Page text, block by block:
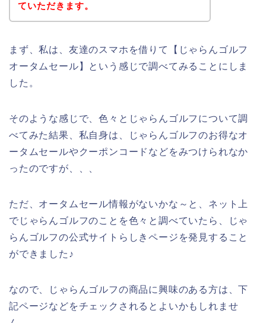
ていただきます。
まず、私は、友達のスマホを借りて【じゃらんゴルフ
オータムセール】という感じで調べてみることにしま
した。
そのような感じで、色々とじゃらんゴルフについて調
べてみた結果、私自身は、じゃらんゴルフのお得なオ
ータムセールやクーポンコードなどをみつけられなか
ったのですが、、、
ただ、オータムセール情報がないかな～と、ネット上
でじゃらんゴルフのことを色々と調べていたら、じゃ
らんゴルフの公式サイトらしきページを発見すること
ができました♪
なので、じゃらんゴルフの商品に興味のある方は、下
記ページなどをチェックされるとよいかもしれませ